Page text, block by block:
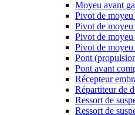
Moyeu avant
Pivot de
Pivot de moyeu
Pivot de
Pivot de moyeu
Pont
Pont avant
Récepteur
Répartiteur de
Ressort de
Ressort de